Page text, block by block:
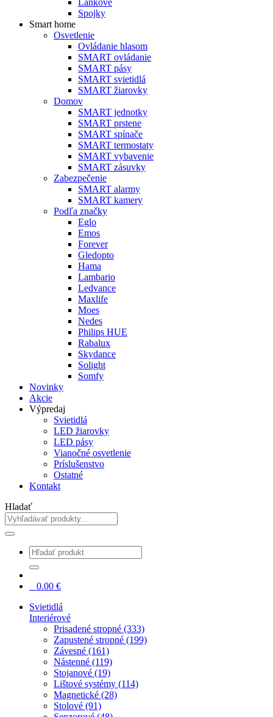
Lankové
Spojky
Smart home
Osvetlenie
Ovládanie hlasom
SMART ovládanie
SMART pásy
SMART svietidlá
SMART žiarovky
Domov
SMART jednotky
SMART prstene
SMART spínače
SMART termostaty
SMART vybavenie
SMART zásuvky
Zabezpečenie
SMART alarmy
SMART kamery
Podľa značky
Eglo
Emos
Forever
Gledopto
Hama
Lambario
Ledvance
Maxlife
Moes
Nedes
Philips HUE
Rabalux
Skydance
Solight
Somfy
Novinky
Akcie
Výpredaj
Svietidlá
LED žiarovky
LED pásy
Vianočné osvetlenie
Príslušenstvo
Ostatné
Kontakt
Hladať
0.00 €
Svietidlá
Interiérové
Prisadené stropné (333)
Zapustené stropné (199)
Závesné (161)
Nástenné (119)
Stojanové (19)
Lištové systémy (114)
Magnetické (28)
Stolové (91)